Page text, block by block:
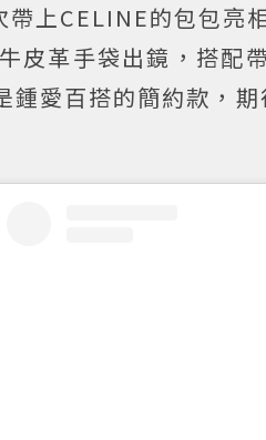
帶上CELINE的包包亮
皮革手袋出鏡，搭配
鍾愛百搭的簡約款，